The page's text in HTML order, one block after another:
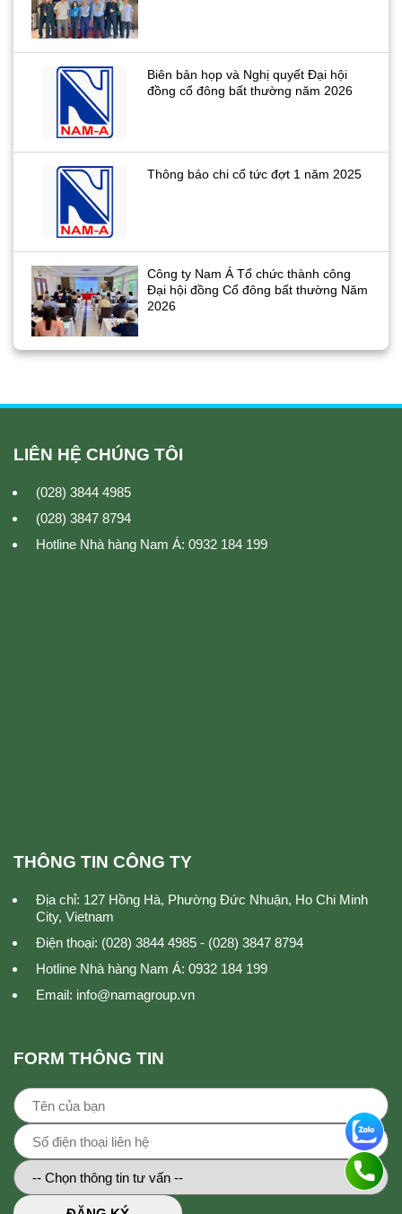
Biên bản họp và Nghị quyết Đại hội
đồng cổ đông bất thường năm 2026
Thông báo chi cổ tức đợt 1 năm 2025
Công ty Nam Á Tổ chức thành công
Đại hội đồng Cổ đông bất thường Năm
2026
LIÊN HỆ CHÚNG TÔI
(028) 3844 4985
(028) 3847 8794
Hotline Nhà hàng Nam Á: 0932 184 199
THÔNG TIN CÔNG TY
Địa chỉ: 127 Hồng Hà, Phường Đức Nhuận, Ho Chi Minh
City, Vietnam
Điện thoại: (028) 3844 4985 - (028) 3847 8794
Hotline Nhà hàng Nam Á: 0932 184 199
Email: info@namagroup.vn
FORM THÔNG TIN